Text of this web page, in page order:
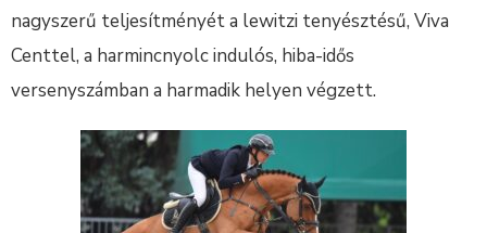
nagyszerű teljesítményét a lewitzi tenyésztésű, Viva
Centtel, a harmincnyolc indulós, hiba-idős
versenyszámban a harmadik helyen végzett.